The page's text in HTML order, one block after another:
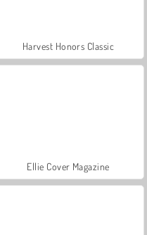
Harvest Honors Classic
Ellie Cover Magazine